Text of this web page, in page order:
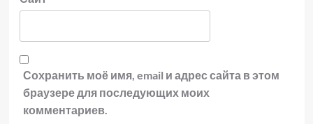
Сохранить моё имя, email и адрес сайта в этом
браузере для последующих моих
комментариев.